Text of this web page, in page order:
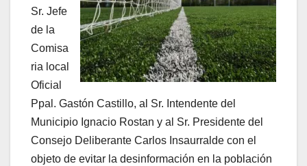
Sr. Jefe
de la
Comisa
ria local
Oficial
Ppal. Gastón Castillo, al Sr. Intendente del
Municipio Ignacio Rostan y al Sr. Presidente del
Consejo Deliberante Carlos Insaurralde con el
objeto de evitar la desinformación en la población